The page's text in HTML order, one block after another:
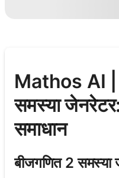
Mathos AI |
समस्या
समाधान
बीजगणित 2 समस्या